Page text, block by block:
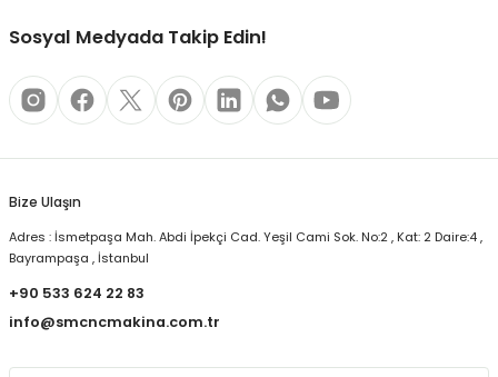
Sosyal Medyada Takip Edin!
Bize Ulaşın
Adres : İsmetpaşa Mah. Abdi İpekçi Cad. Yeşil Cami Sok. No:2 , Kat: 2 Daire:4 ,
Bayrampaşa , İstanbul
+90 533 624 22 83
info@smcncmakina.com.tr